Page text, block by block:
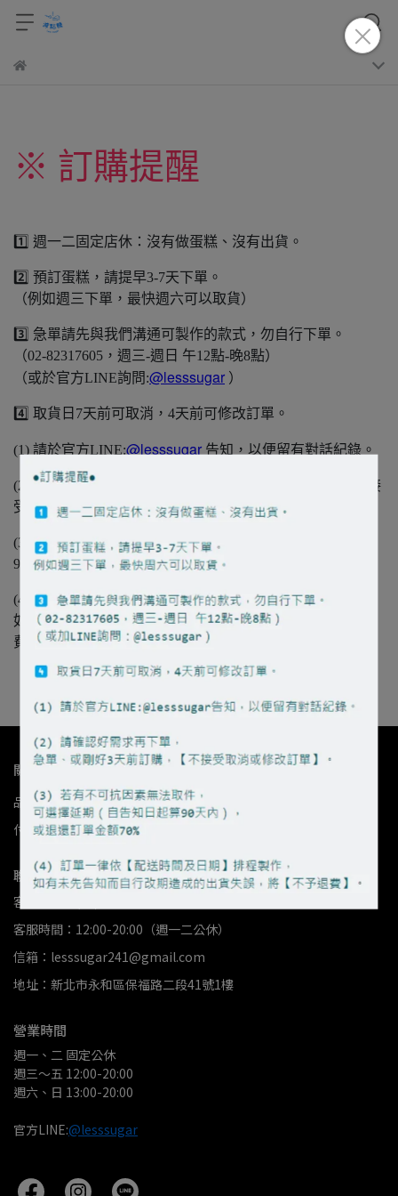
※ 訂購提醒
1️⃣ 週一二固定店休：沒有做蛋糕、沒有出貨。
2️⃣ 預訂蛋糕，請提早3-7天下單。
（例如週三下單，最快週六可以取貨）
3️⃣ 急單請先與我們溝通可製作的款式，勿自行下單。
（02-82317605，週三-週日 午12點-晚8點）
（或於官方LINE詢問:@lesssugar ）
4️⃣ 取貨日7天前可取消，4天前可修改訂單。
(1) 請於官方LINE:@lesssugar 告知，以便留有對話紀錄。
(2) 請確認好需求再下單，急單、或剛好3天前訂購，【不接
受取消或修改訂單】。
(3) 若有不可抗因素無法取件，可選擇延期（自告知日起算
90天內），或退還訂單金額70%
(4) 訂單一律依【配送時間及日期】排程製作，
如有未先告知而自行改期造成的出貨失誤，將【不予退
費】。
關於我們
品牌故事 店家資訊 我的帳戶 退款政策
付款資訊 紅利點數使用規則
聯絡資訊
客服專線：(02)8231-7605
客服時間：12:00-20:00（週一二公休）
信箱：lesssugar241@gmail.com
地址：新北市永和區保福路二段41號1樓
營業時間
週一、二 固定公休
週三～五 12:00-20:00
週六、日 13:00-20:00
官方LINE:@lesssugar